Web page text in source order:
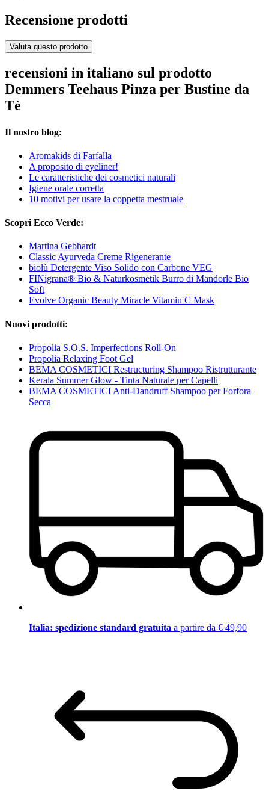
Recensione prodotti
Valuta questo prodotto
recensioni in italiano sul prodotto
Demmers Teehaus Pinza per Bustine da
Tè
Il nostro blog:
Aromakids di Farfalla
A proposito di eyeliner!
Le caratteristiche dei cosmetici naturali
Igiene orale corretta
10 motivi per usare la coppetta mestruale
Scopri Ecco Verde:
Martina Gebhardt
Classic Ayurveda Creme Rigenerante
biolù Detergente Viso Solido con Carbone VEG
FINigrana® Bio & Naturkosmetik Burro di Mandorle Bio
Soft
Evolve Organic Beauty Miracle Vitamin C Mask
Nuovi prodotti:
Propolia S.O.S. Imperfections Roll-On
Propolia Relaxing Foot Gel
BEMA COSMETICI Restructuring Shampoo Ristrutturante
Kerala Summer Glow - Tinta Naturale per Capelli
BEMA COSMETICI Anti-Dandruff Shampoo per Forfora
Secca
Italia: spedizione standard gratuita a partire da € 49,90